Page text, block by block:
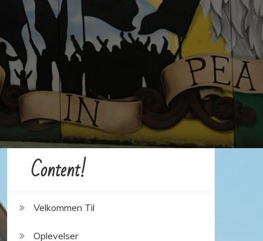
Content!
Velkommen Til
Oplevelser